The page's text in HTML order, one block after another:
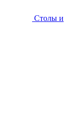
Столы и